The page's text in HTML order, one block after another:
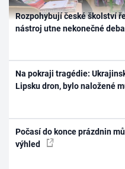
Rozpohybují české školství
nástroj utne nekonečné
Na pokraji tragédie:
Lipsku dron, bylo naložené
Počasí do konce prázdnin
výhled